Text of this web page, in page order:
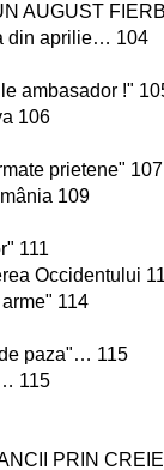
AUGUST
din aprilie… 104
ambasador !"
106
prietene" 107
109
111
Occidentului
114
paza"… 115
115
PRIN